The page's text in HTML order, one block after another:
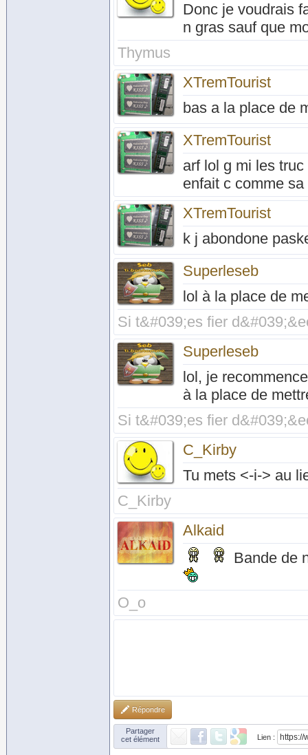
Donc je voudrais
n gras sauf que
Thymus
XTremTourist
bas a la place de
XTremTourist
arf lol g mi les
enfait c comme
XTremTourist
k j abondone
Superleseb
lol à la place de
Si t&#039;es fier
Superleseb
lol, je
à la place de
Si t&#039;es fier
C_Kirby
Tu mets <-i-> au
C_Kirby
Alkaid
Bande de
O_o
Répondre
Partager
cet élément
Lien :